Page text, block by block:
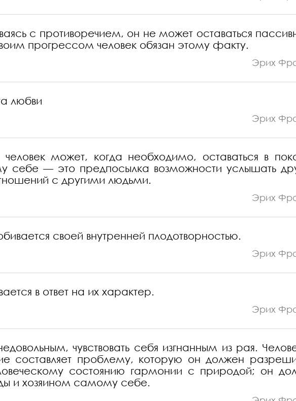
с противоречием, он не может оставаться
прогрессом человек обязан этому факту.
Эрих
любви
Эрих
может, когда необходимо, оставаться в
— это предпосылка возможности услышать
с другими людьми.
Эрих
своей внутренней плодотворностью.
Эрих
в ответ на их характер.
Эрих
чувствовать себя изгнанным из рая.
составляет проблему, которую он должен
состоянию гармонии с природой; он
и хозяином самому себе.